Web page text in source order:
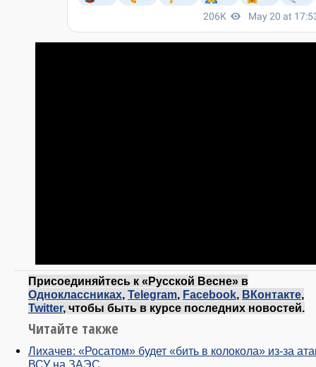
Присоединяйтесь к «Русской Весне» в
Одноклассниках, Telegram, Facebook, ВКонтакте,
Twitter, чтобы быть в курсе последних новостей.
Читайте также
Лихачев: «Росатом» будет «бить в колокола» из-за
ВСУ на ЗАЭС